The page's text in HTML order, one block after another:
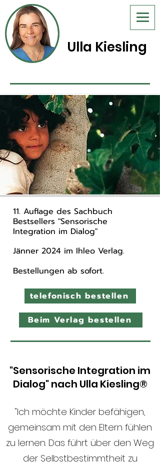
Ulla Kiesling
11. Auflage des Sachbuch
Bestsellers "Sensorische
Integration im Dialog"
Jänner 2024 im Ihleo Verlag.
Bestellungen ab sofort.
telefonisch bestellen
Beim Verlag bestellen
"Sensorische Integration im
Dialog" nach Ulla Kiesling®
"Ich möchte Kinder befähigen,
gemeinsam mit den Eltern fühlen
zu lernen. Das führt über den Weg
der Selbstbestimmtheit zu